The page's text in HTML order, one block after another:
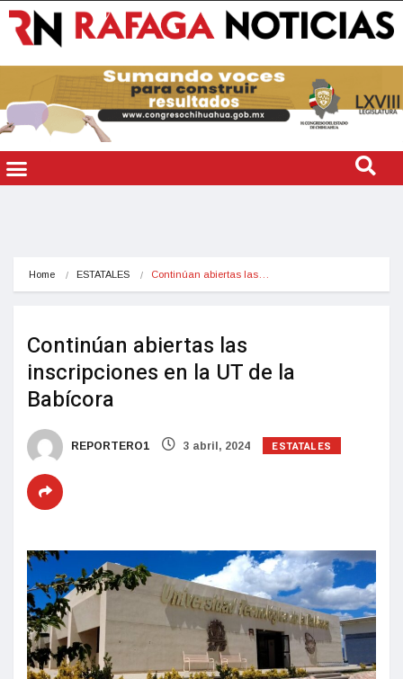
Home ESTATALES Continúan abiertas las…
Continúan abiertas las
inscripciones en la UT de la
Babícora
REPORTERO1 3 abril, 2024 ESTATALES